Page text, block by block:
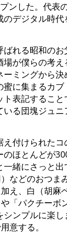
ンした。代表
デジタル時
ばれる昭和の
が僕らの考
ミングから
に集まるカ
表記するこ
る団塊ジュ
付けられた
ほとんどが
緒にさっと
などのおつ
え、白（胡
「パクチー
ンプルに楽
意する。